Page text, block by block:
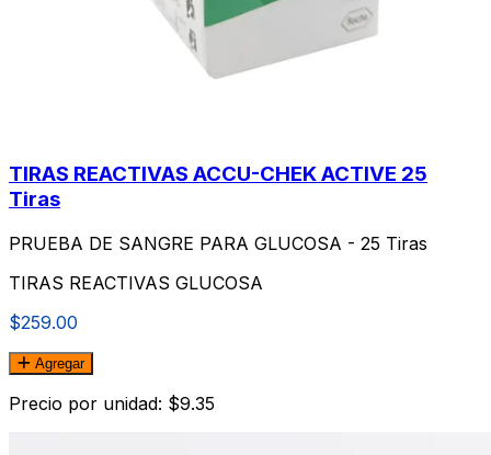
TIRAS REACTIVAS ACCU-CHEK ACTIVE 25
Tiras
PRUEBA DE SANGRE PARA GLUCOSA - 25 Tiras
TIRAS REACTIVAS GLUCOSA
$259.00
Agregar
Precio por unidad: $9.35